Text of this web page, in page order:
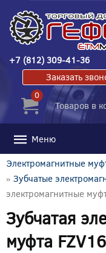
+7 (812) 309-41-36
Заказать
0
Товаров в
Меню
Электромагнитные
» Зубчатые
электромагнитные
Зубчатая
муфта FZV16